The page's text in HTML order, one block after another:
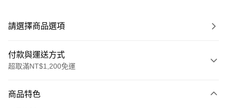
請選擇商品選項
付款與運送方式
超取滿NT$1,200免運
信用卡一次付款
商品特色